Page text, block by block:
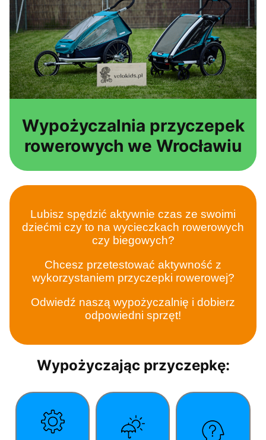
Wypożyczalnia przyczepek
rowerowych we Wrocławiu
Lubisz spędzić aktywnie czas ze swoimi
dziećmi czy to na wycieczkach rowerowych
czy biegowych?
Chcesz przetestować aktywność z
wykorzystaniem przyczepki rowerowej?
Odwiedź naszą wypożyczalnię i dobierz
odpowiedni sprzęt!
Wypożyczając przyczepkę: